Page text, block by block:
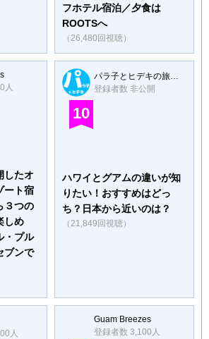
フホテル宿泊／夕食は
ROOTSへ
（26,480回視聴）
人
したオ
ート宿
３つの
しめ
・プル
ブンで
パラ子とヒデキの旅ちゃんねる
登録者数 非公開
10
ハワイとグアムの違いが知
りたい！おすすめはどっ
ち？日本から近いのは？
（21,849回視聴）
人
Guam Breezes
登録者数 3,100人